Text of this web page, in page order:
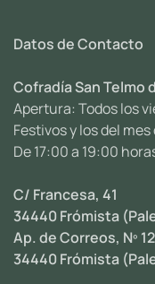
Datos de Contacto
Cofradía San Telmo
Apertura: Todos los
Festivos y los del mes
De 17:00 a 19:00
C/ Francesa, 41
34440 Frómista
Ap. de Correos, Nº
34440 Frómista